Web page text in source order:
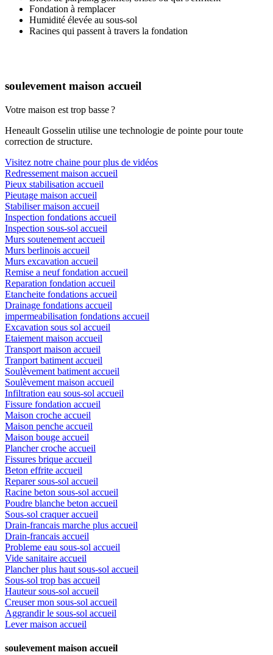
Fondation à remplacer
Humidité élevée au sous-sol
Racines qui passent à travers la fondation
soulevement maison accueil
Votre maison est trop basse ?
Heneault Gosselin utilise une technologie de pointe pour toute
correction de structure.
Visitez notre chaine pour plus de vidéos
Redressement maison accueil
Pieux stabilisation accueil
Pieutage maison accueil
Stabiliser maison accueil
Inspection fondations accueil
Inspection sous-sol accueil
Murs soutenement accueil
Murs berlinois accueil
Murs excavation accueil
Remise a neuf fondation accueil
Reparation fondation accueil
Etancheite fondations accueil
Drainage fondations accueil
impermeabilisation fondations accueil
Excavation sous sol accueil
Etaiement maison accueil
Transport maison accueil
Tranport batiment accueil
Soulèvement batiment accueil
Soulèvement maison accueil
Infiltration eau sous-sol accueil
Fissure fondation accueil
Maison croche accueil
Maison penche accueil
Maison bouge accueil
Plancher croche accueil
Fissures brique accueil
Beton effrite accueil
Reparer sous-sol accueil
Racine beton sous-sol accueil
Poudre blanche beton accueil
Sous-sol craquer accueil
Drain-francais marche plus accueil
Drain-francais accueil
Probleme eau sous-sol accueil
Vide sanitaire accueil
Plancher plus haut sous-sol accueil
Sous-sol trop bas accueil
Hauteur sous-sol accueil
Creuser mon sous-sol accueil
Aggrandir le sous-sol accueil
Lever maison accueil
soulevement maison accueil